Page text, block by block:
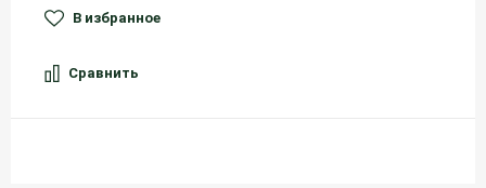
В избранное
Сравнить